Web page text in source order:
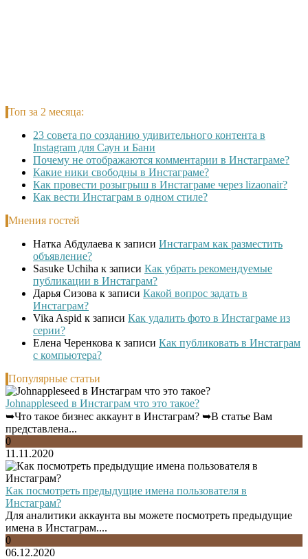
Топ за 2 месяца:
23 совета по созданию удивительного контента в
Instagram для Саун и Бани
Почему не отображаются комментарии в Инстаграме?
Какие ники свободны в Инстаграме?
Как провести розыгрыш в Инстаграме через lizaonair?
Как вести Инстаграм в одном стиле?
Мнения гостей
Натка Абдулаева к записи Инстаграм как разместить
объявление?
Sasuke Uchiha к записи Как убрать рекомендуемые
публикации в Инстаграм?
Дарья Сизова к записи Какой вопрос задать в
Инстаграм?
Vika Aspid к записи Как удалить фото в Инстаграме из
серии?
Елена Черенкова к записи Как публиковать в Инстаграм
с компьютера?
Популярные статьи
Johnappleseed в Инстаграм что это такое?
➥Что такое бизнес аккаунт в Инстаграм? ➥В статье Вам
представлена...
0
11.11.2020
Как посмотреть предыдущие имена пользователя в
Инстаграм?
Для аналитики аккаунта вы можете посмотреть предыдущие
имена в Инстаграм....
0
06.12.2020